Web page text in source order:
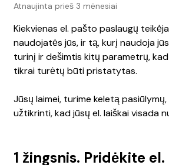
Atnaujinta prieš 3 mėnesiai
Kiekvienas el. pašto paslaugų
naudojatės jūs, ir tą, kurį naudoja
turinį ir dešimtis kitų parametrų,
tikrai turėtų būti pristatytas.
Jūsų laimei, turime keletą
užtikrinti, kad jūsų el. laiškai visada
1 žingsnis. Pridėkite